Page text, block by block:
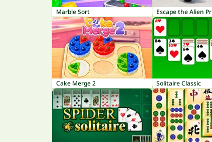
Marble Sort Escape the Alien
Cake Merge 2 Solitaire Classic